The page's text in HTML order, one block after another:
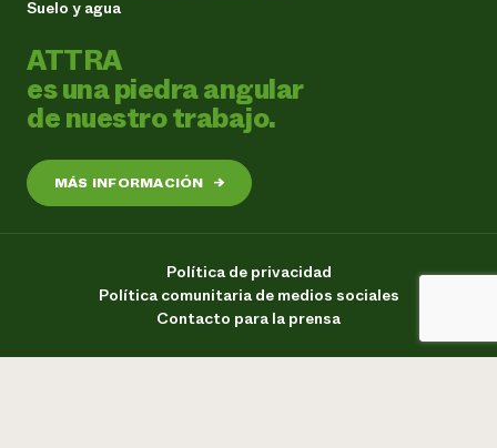
Suelo y agua
ATTRA
es una piedra angular
de nuestro trabajo.
MÁS INFORMACIÓN →
Política de privacidad
Política comunitaria de medios sociales
Contacto para la prensa